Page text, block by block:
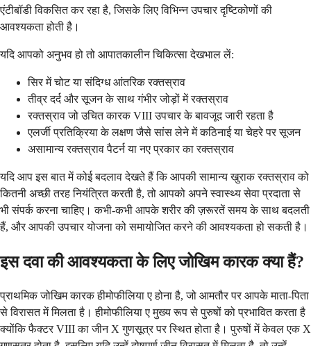
एंटीबॉडी विकसित कर रहा है, जिसके लिए विभिन्न उपचार दृष्टिकोणों की
आवश्यकता होती है।
यदि आपको अनुभव हो तो आपातकालीन चिकित्सा देखभाल लें:
सिर में चोट या संदिग्ध आंतरिक रक्तस्राव
तीव्र दर्द और सूजन के साथ गंभीर जोड़ों में रक्तस्राव
रक्तस्राव जो उचित कारक VIII उपचार के बावजूद जारी रहता है
एलर्जी प्रतिक्रिया के लक्षण जैसे सांस लेने में कठिनाई या चेहरे पर सूजन
असामान्य रक्तस्राव पैटर्न या नए प्रकार का रक्तस्राव
यदि आप इस बात में कोई बदलाव देखते हैं कि आपकी सामान्य खुराक रक्तस्राव को
कितनी अच्छी तरह नियंत्रित करती है, तो आपको अपने स्वास्थ्य सेवा प्रदाता से
भी संपर्क करना चाहिए। कभी-कभी आपके शरीर की ज़रूरतें समय के साथ बदलती
हैं, और आपकी उपचार योजना को समायोजित करने की आवश्यकता हो सकती है।
इस दवा की आवश्यकता के लिए जोखिम कारक क्या हैं?
प्राथमिक जोखिम कारक हीमोफीलिया ए होना है, जो आमतौर पर आपके माता-पिता
से विरासत में मिलता है। हीमोफीलिया ए मुख्य रूप से पुरुषों को प्रभावित करता है
क्योंकि फैक्टर VIII का जीन X गुणसूत्र पर स्थित होता है। पुरुषों में केवल एक X